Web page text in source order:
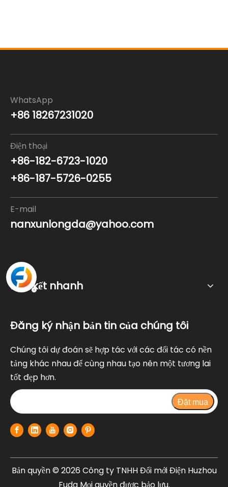
WhatsApp
+86 18267231020
Điện thoại
+86-182-6723-1020
+86-187-5726-0255
E-mail
nanxunlongda@yahoo.com
Liên kết nhanh
Đăng ký nhận bản tin của chúng tôi
Chúng tôi dự đoán sẽ hợp tác với các đối tác có nền
tảng khác nhau để cùng nhau tạo nên một tương lai
tốt đẹp hơn.
Đặt mua
Bản quyền © 2026 Công ty TNHH Đổi mới Điện Huzhou
Fuda Mọi quyền được bảo lưu.